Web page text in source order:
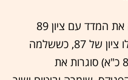
בביטוח רכב רכוש ליברה הובילה את המדד עם ציון 89
כשלאחריה שומרה והפניקס קיבלו ציון של 87, כששלמה
(81) שירביט ומנורה מבטחים (83 כ"א) סוגרות את